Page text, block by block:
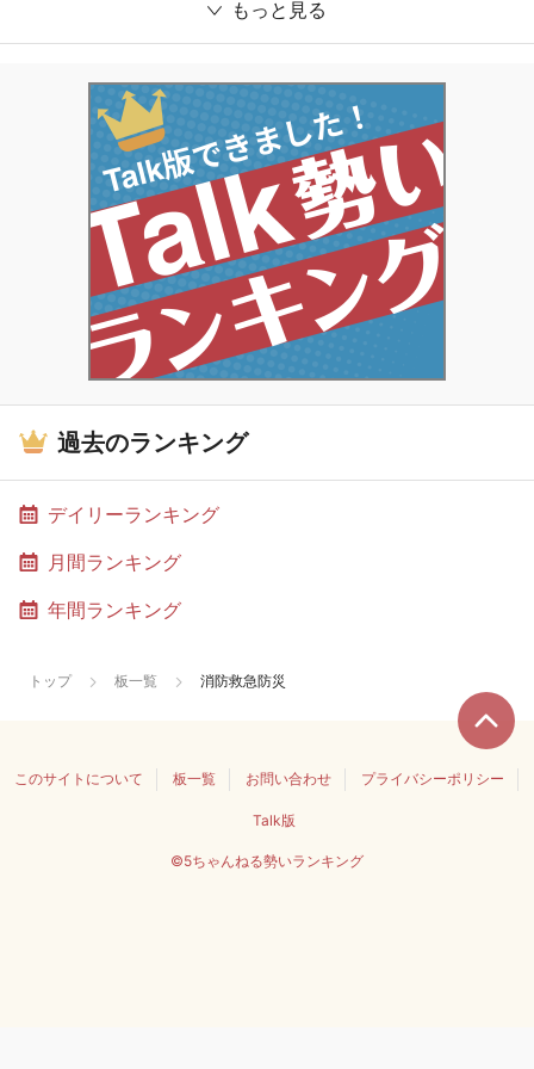
もっと見る
過去のランキング
デイリーランキング
月間ランキング
年間ランキング
トップ 板一覧 消防救急防災
このサイトについて 板一覧 お問い合わせ プライバシーポリシー
Talk版
©5ちゃんねる勢いランキング